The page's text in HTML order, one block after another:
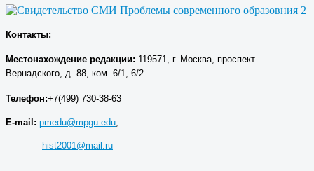
Контакты:
Местонахождение редакции: 119571, г. Москва, проспект
Вернадского, д. 88, ком. 6/1, 6/2.
Телефон:+7(499) 730-38-63
E-mail: pmedu@mpgu.edu
hist2001@mail.ru